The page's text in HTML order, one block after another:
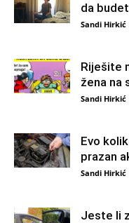
da
Sandi Hirkić
Riješite
žena na
Sandi Hirkić
Evo
prazan
Sandi Hirkić
Jeste li